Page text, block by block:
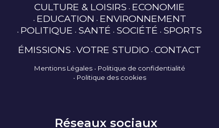
CULTURE & LOISIRS ECONOMIE
EDUCATION ENVIRONNEMENT
POLITIQUE SANTÉ SOCIÉTÉ SPORTS
ÉMISSIONS VOTRE STUDIO CONTACT
Mentions Légales
Politique de confidentialité
Politique des cookies
Réseaux sociaux